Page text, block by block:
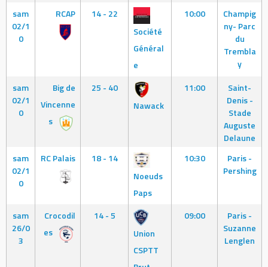
sam
02/1
0
RCAP
14 - 22
Société
Général
e
10:00
Champig
ny- Parc
du
Trembla
y
sam
02/1
0
Big de
Vincenne
s
25 - 40
Nawack
11:00
Saint-
Denis -
Stade
Auguste
Delaune
sam
02/1
0
RC Palais
18 - 14
Noeuds
Paps
10:30
Paris -
Pershing
sam
26/0
3
Crocodil
es
14 - 5
Union
CSPTT
09:00
Paris -
Suzanne
Lenglen